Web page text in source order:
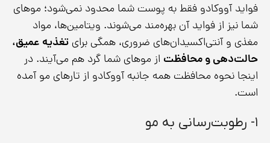
فواید آووکادو فقط به پوست شما محدود نمی‌شود؛ موهای
شما نیز از فواید آن بهره‌مند می‌شوند. ویتامین‌ها، مواد
مغذی و آنتی‌اکسیدان‌های ضروری، همگی برای تغذیه عمیق،
حالت‌دهی و محافظت از موهای شما گرد هم می‌آیند. در
اینجا نحوه محافظت همه جانبه آووکادو از تارهای مو آمده
است.
۱- رطوبت‌رسانی به مو